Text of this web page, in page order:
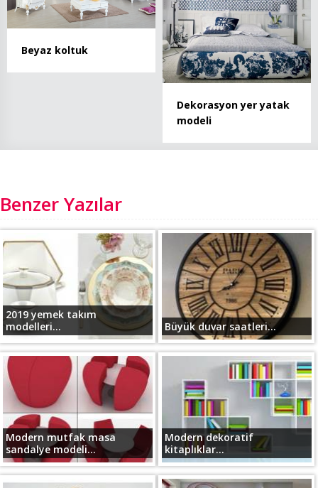
Beyaz koltuk
Dekorasyon yer yatak
modeli
Benzer Yazılar
2019 yemek takım
modelleri...
Büyük duvar saatleri...
Modern mutfak masa
sandalye modeli...
Modern dekoratif
kitaplıklar...